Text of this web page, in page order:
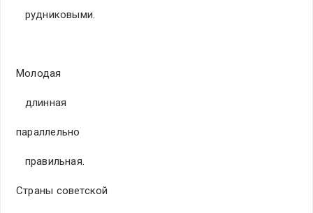
рудниковыми.
Молодая
длинная
параллельно
правильная.
Страны советской